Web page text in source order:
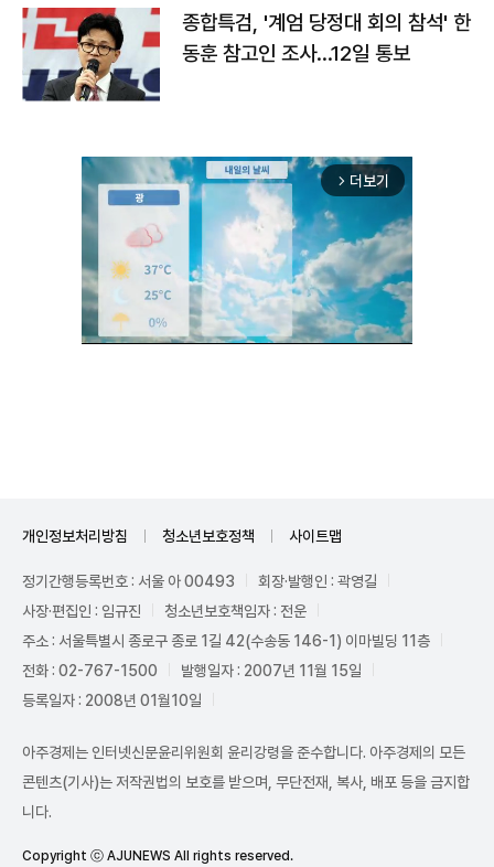
종합특검, '계엄 당정대 회의 참석' 한
동훈 참고인 조사...12일 통보
arrow_forward_ios 더보기
개인정보처리방침 청소년보호정책 사이트맵
정기간행등록번호 : 서울 아 00493
회장·발행인 : 곽영길
사장·편집인 : 임규진
청소년보호책임자 : 전운
주소 : 서울특별시 종로구 종로 1길 42(수송동 146-1) 이마빌딩 11층
전화 : 02-767-1500
발행일자 : 2007년 11월 15일
등록일자 : 2008년 01월10일
아주경제는 인터넷신문윤리위원회 윤리강령을 준수합니다. 아주경제의 모든
콘텐츠(기사)는 저작권법의 보호를 받으며, 무단전재, 복사, 배포 등을 금지합
니다.
Copyright ⓒ AJUNEWS All rights reserved.